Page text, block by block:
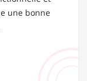
une bonne